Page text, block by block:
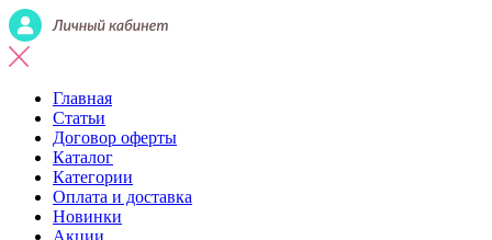
Главная
Статьи
Договор оферты
Каталог
Категории
Оплата и доставка
Новинки
Акции